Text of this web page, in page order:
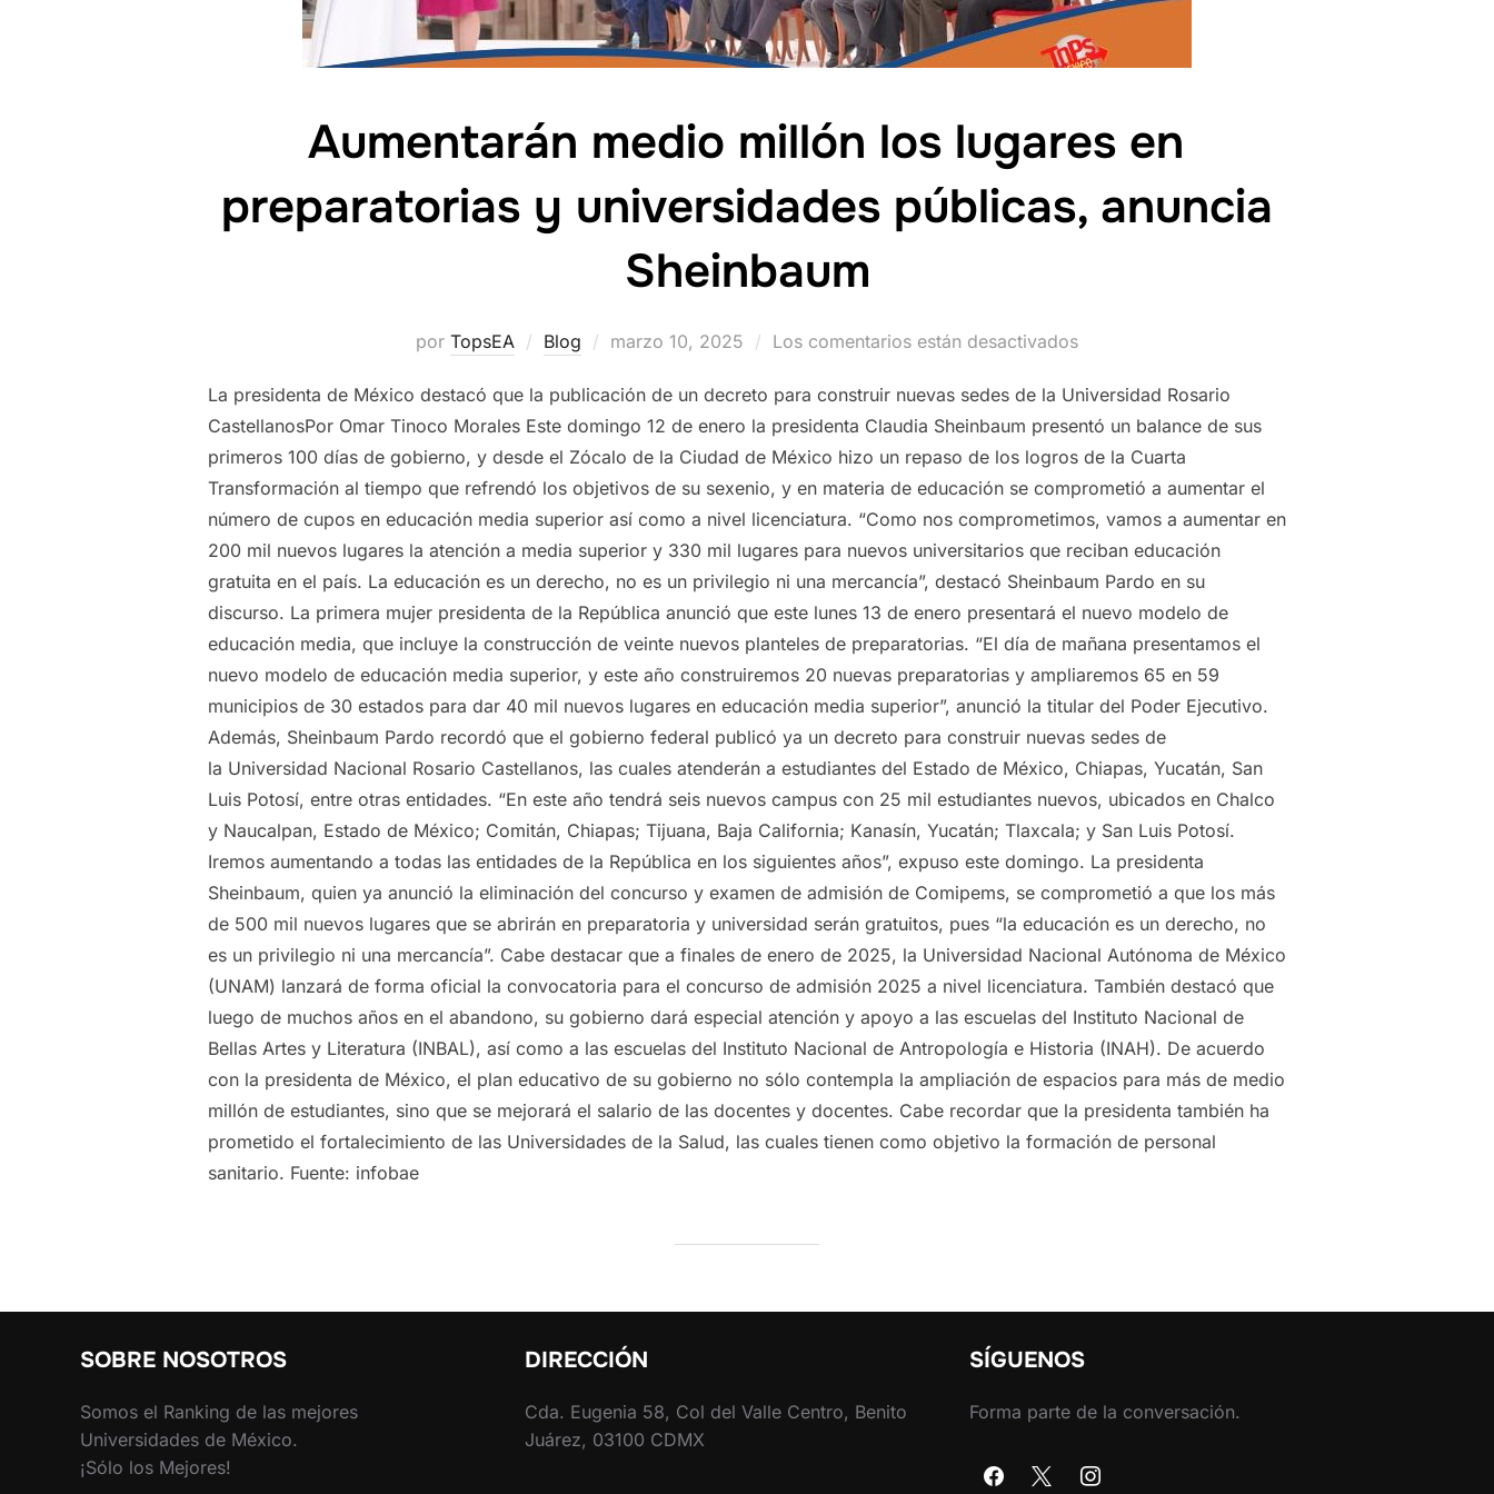
Aumentarán medio millón los lugares en
preparatorias y universidades públicas, anuncia
Sheinbaum
por TopsEA Blog
Publicado
marzo 10, 2025 Los comentarios están desactivados
La presidenta de México destacó que la publicación de un decreto para construir nuevas sedes de la Universidad Rosario
CastellanosPor Omar Tinoco Morales Este domingo 12 de enero la presidenta Claudia Sheinbaum presentó un balance de sus
primeros 100 días de gobierno, y desde el Zócalo de la Ciudad de México hizo un repaso de los logros de la Cuarta
Transformación al tiempo que refrendó los objetivos de su sexenio, y en materia de educación se comprometió a aumentar el
número de cupos en educación media superior así como a nivel licenciatura. “Como nos comprometimos, vamos a aumentar en
200 mil nuevos lugares la atención a media superior y 330 mil lugares para nuevos universitarios que reciban educación
gratuita en el país. La educación es un derecho, no es un privilegio ni una mercancía”, destacó Sheinbaum Pardo en su
discurso. La primera mujer presidenta de la República anunció que este lunes 13 de enero presentará el nuevo modelo de
educación media, que incluye la construcción de veinte nuevos planteles de preparatorias. “El día de mañana presentamos el
nuevo modelo de educación media superior, y este año construiremos 20 nuevas preparatorias y ampliaremos 65 en 59
municipios de 30 estados para dar 40 mil nuevos lugares en educación media superior”, anunció la titular del Poder Ejecutivo.
Además, Sheinbaum Pardo recordó que el gobierno federal publicó ya un decreto para construir nuevas sedes de
la Universidad Nacional Rosario Castellanos, las cuales atenderán a estudiantes del Estado de México, Chiapas, Yucatán, San
Luis Potosí, entre otras entidades. “En este año tendrá seis nuevos campus con 25 mil estudiantes nuevos, ubicados en Chalco
y Naucalpan, Estado de México; Comitán, Chiapas; Tijuana, Baja California; Kanasín, Yucatán; Tlaxcala; y San Luis Potosí.
Iremos aumentando a todas las entidades de la República en los siguientes años”, expuso este domingo. La presidenta
Sheinbaum, quien ya anunció la eliminación del concurso y examen de admisión de Comipems, se comprometió a que los más
de 500 mil nuevos lugares que se abrirán en preparatoria y universidad serán gratuitos, pues “la educación es un derecho, no
es un privilegio ni una mercancía”. Cabe destacar que a finales de enero de 2025, la Universidad Nacional Autónoma de México
(UNAM) lanzará de forma oficial la convocatoria para el concurso de admisión 2025 a nivel licenciatura. También destacó que
luego de muchos años en el abandono, su gobierno dará especial atención y apoyo a las escuelas del Instituto Nacional de
Bellas Artes y Literatura (INBAL), así como a las escuelas del Instituto Nacional de Antropología e Historia (INAH). De acuerdo
con la presidenta de México, el plan educativo de su gobierno no sólo contempla la ampliación de espacios para más de medio
millón de estudiantes, sino que se mejorará el salario de las docentes y docentes. Cabe recordar que la presidenta también ha
prometido el fortalecimiento de las Universidades de la Salud, las cuales tienen como objetivo la formación de personal
sanitario. Fuente: infobae
SOBRE NOSOTROS
Somos el Ranking de las mejores
Universidades de México.
¡Sólo los Mejores!
DIRECCIÓN
Cda. Eugenia 58, Col del Valle Centro, Benito
Juárez, 03100 CDMX
SÍGUENOS
Forma parte de la conversación.